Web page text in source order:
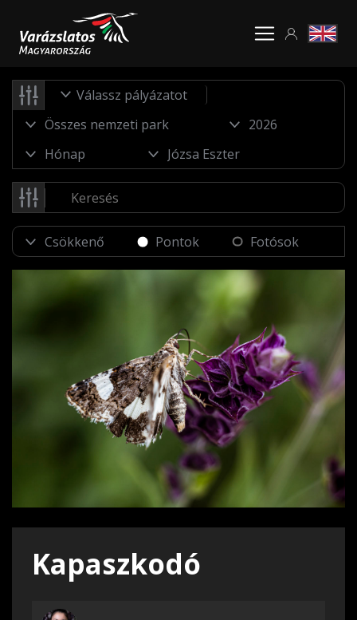
Válassz pályázatot
Pontok Fotósok
Kapaszkodó